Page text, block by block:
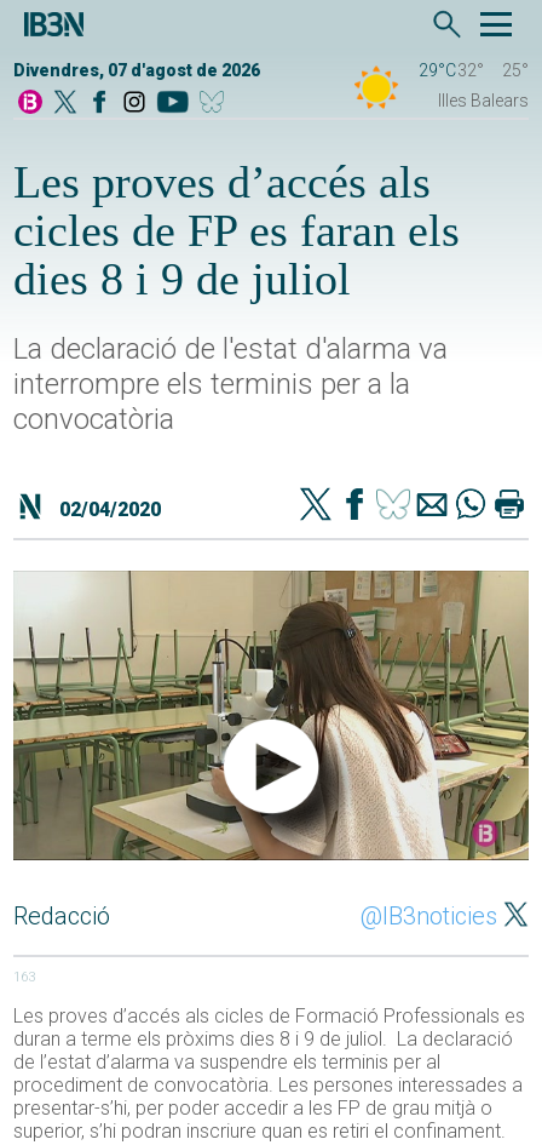
Divendres, 07 d'agost de 2026 29°C32°
25°
Illes Balears
Les proves d’accés als
cicles de FP es faran els
dies 8 i 9 de juliol
La declaració de l'estat d'alarma va
interrompre els terminis per a la
convocatòria
02/04/2020
Redacció @IB3noticies
163
Les proves d’accés als cicles de Formació Professionals es
duran a terme els pròxims dies 8 i 9 de juliol. La declaració
de l’estat d’alarma va suspendre els terminis per al
procediment de convocatòria. Les persones interessades a
presentar-s’hi, per poder accedir a les FP de grau mitjà o
superior, s’hi podran inscriure quan es retiri el confinament.